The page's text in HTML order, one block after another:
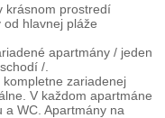
krásnom prostredí
hlavnej pláže
apartmány / jeden
/.
zariadenej
V každom apartmáne
a WC. Apartmány na